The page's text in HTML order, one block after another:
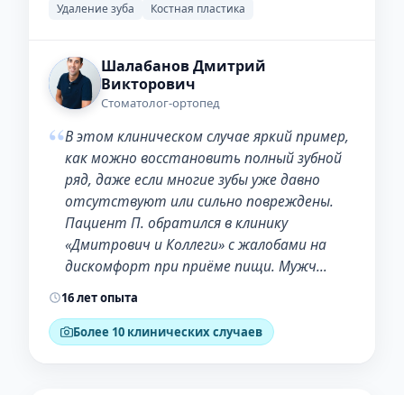
Удаление зуба
Костная пластика
Шалабанов Дмитрий
Викторович
Стоматолог-ортопед
“В этом клиническом случае яркий пример,
как можно восстановить полный зубной
ряд, даже если многие зубы уже давно
отсутствуют или сильно повреждены. ⠀
Пациент П. обратился в клинику
«Дмитрович и Коллеги» с жалобами на
дискомфорт при приёме пищи. Мужч…
16 лет опыта
Более 10 клинических случаев